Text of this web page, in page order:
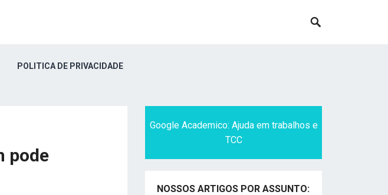
POLITICA DE PRIVACIDADE
pode
Google Academico: Ajuda em trabalhos e
TCC
NOSSOS ARTIGOS POR ASSUNTO: